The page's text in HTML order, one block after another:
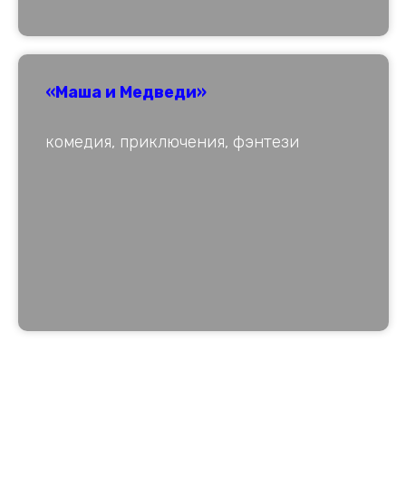
«Маша и Медведи»
комедия, приключения, фэнтези